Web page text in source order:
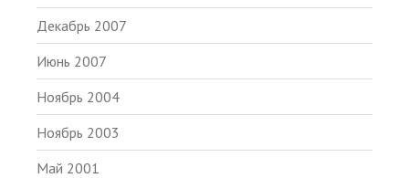
Декабрь 2007
Июнь 2007
Ноябрь 2004
Ноябрь 2003
Май 2001